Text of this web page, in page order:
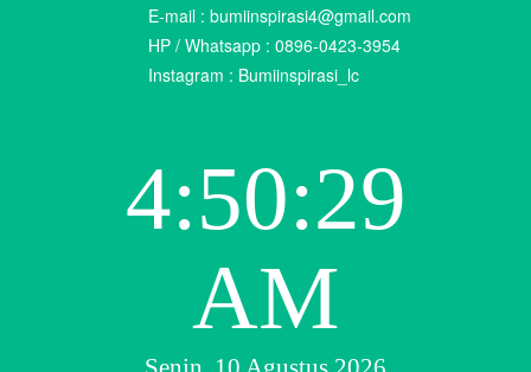
E-mail : bumiinspirasi4@gmail.com
HP / Whatsapp : 0896-0423-3954
Instagram : Bumiinspirasi_lc
4:50:30
AM